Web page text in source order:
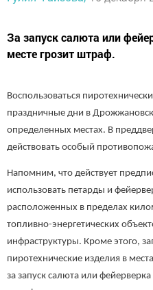
За запуск салюта или
месте грозит штраф.
Воспользоваться
праздничные дни в
определенных местах. В
действовать особый
Напомним, что действует
использовать петарды и
расположенных в пределах
топливно-энергетических
инфраструктуры. Кроме этого,
пиротехнические изделия в
за запуск салюта или